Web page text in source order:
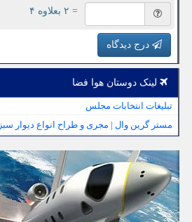
= ۲ بعلاوه ۴
درج دیدگاه
لینک دوستان هوا فضا
تبلیغات انتخابات مجلس
مستر گرین وال | مجری و طراح انواع دیوار سبز